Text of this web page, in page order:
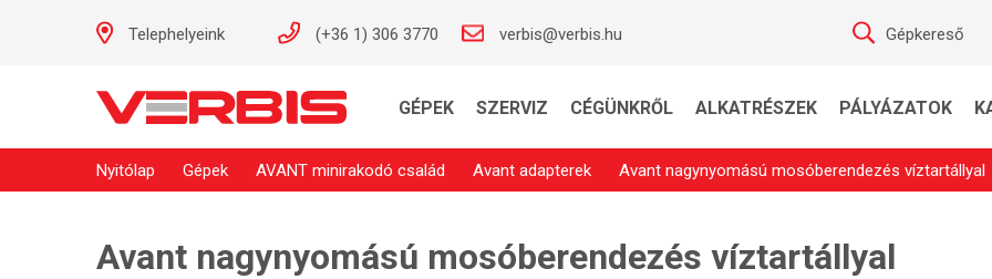
Telephelyeink (+36 1) 306 3770 verbis@verbis.hu Gépkereső
GÉPEK SZERVIZ CÉGÜNKRŐL ALKATRÉSZEK PÁLYÁZATOK
Nyitólap Gépek AVANT minirakodó család Avant adapterek Avant nagynyomású mosóberendezés víztartállyal
Avant nagynyomású mosóberendezés víztartállyal